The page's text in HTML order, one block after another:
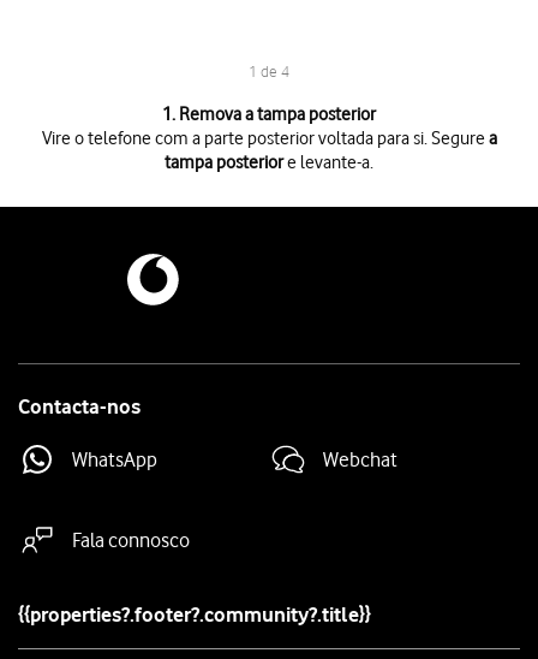
1 de 4
1. Remova a tampa posterior
Vire o telefone com a parte posterior voltada para si. Segurea
tampa posteriore levante-a.
Vire o cartão SIM como mostrado nailustração junto do retentor do
Deslize o cartão SIMpara dentro do telefone.
Coloque a tampa posterior sobre o telefone e
Contacta-nos
WhatsApp Webchat
Fala connosco
{{properties?.footer?.community?.title}}